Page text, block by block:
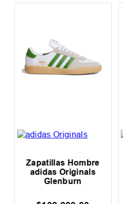
Zapatillas Hombre
adidas Originals
Glenburn